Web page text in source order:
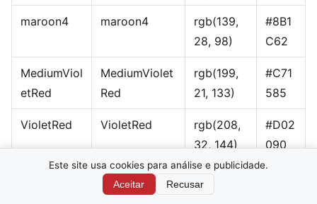
maroon4 maroon4
rgb(139,
28, 98)
#8B1
C62
MediumViol
etRed
MediumViolet
Red
rgb(199,
21, 133)
#C71
585
VioletRed VioletRed
rgb(208,
32, 144)
#D02
090
orchid2
rgb(238,
122, 233)
Este site usa cookies para análise e publicidade.
Aceitar Recusar